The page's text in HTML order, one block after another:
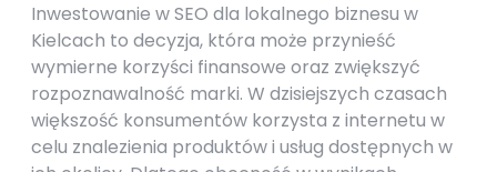
Inwestowanie w SEO dla lokalnego biznesu w
Kielcach to decyzja, która może przynieść
wymierne korzyści finansowe oraz zwiększyć
rozpoznawalność marki. W dzisiejszych czasach
większość konsumentów korzysta z internetu w
celu znalezienia produktów i usług dostępnych w